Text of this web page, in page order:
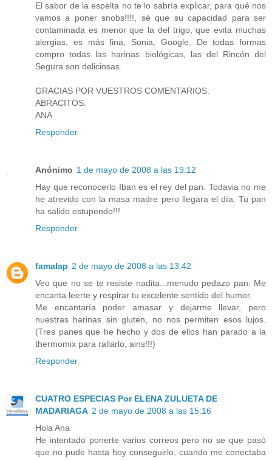
El sabor de la espelta no te lo sabría explicar, para qué nos
vamos a poner snobs!!!!, sé que su capacidad para ser
contaminada es menor que la del trigo, que evita muchas
alergias, es más fina, Sonia, Google. De todas formas
compro todas las harinas biológicas, las del Rincón del
Segura son deliciosas.
GRACIAS POR VUESTROS COMENTARIOS.
ABRACITOS.
ANA
Responder
Anónimo 1 de mayo de 2008 a las 19:12
Hay que reconocerlo Iban es el rey del pan. Todavia no me
he atrevido con la masa madre pero llegara el día. Tu pan
ha salido estupendo!!!
Responder
famalap 2 de mayo de 2008 a las 13:42
Veo que no se te resiste nadita...menudo pedazo pan. Me
encanta leerte y respirar tu excelente sentido del humor.
Me encantaría poder amasar y dejarme llevar, pero
nuestras harinas sin gluten, no nos permiten esos lujos.
(Tres panes que he hecho y dos de ellos han parado a la
thermomix para rallarlo, ains!!!)
Responder
CUATRO ESPECIAS Por ELENA ZULUETA DE
MADARIAGA 2 de mayo de 2008 a las 15:16
Hola Ana
He intentado ponerte varios correos pero no se que pasó
que no pude hasta hoy conseguirlo, cuando me conectaba